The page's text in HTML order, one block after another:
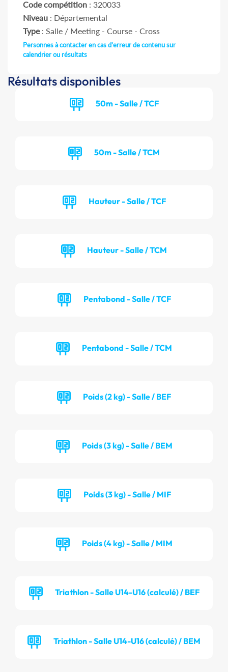
Code compétition : 320033
Niveau : Départemental
Type: Salle / Meeting - Course - Cross
Personnes à contacter en cas d'erreur de contenu sur
calendrier ou résultats
Résultats disponibles
50m - Salle / TCF
50m - Salle / TCM
Hauteur - Salle / TCF
Hauteur - Salle / TCM
Pentabond - Salle / TCF
Pentabond - Salle / TCM
Poids (2 kg) - Salle / BEF
Poids (3 kg) - Salle / BEM
Poids (3 kg) - Salle / MIF
Poids (4 kg) - Salle / MIM
Triathlon - Salle U14-U16 (calculé) / BEF
Triathlon - Salle U14-U16 (calculé) / BEM